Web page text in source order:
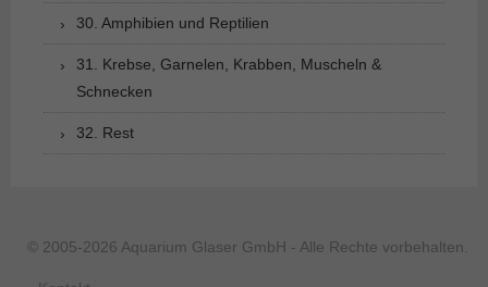
30. Amphibien und Reptilien
31. Krebse, Garnelen, Krabben, Muscheln &
Schnecken
32. Rest
© 2005-2026 Aquarium Glaser GmbH - Alle Rechte vorbehalten.